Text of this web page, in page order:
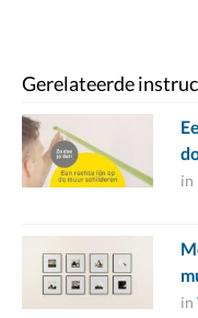
Gerelateerde
in
in